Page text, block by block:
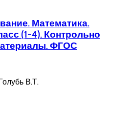
Математика.
(1-4). Контрольно
ФГОС
Голубь В.Т.